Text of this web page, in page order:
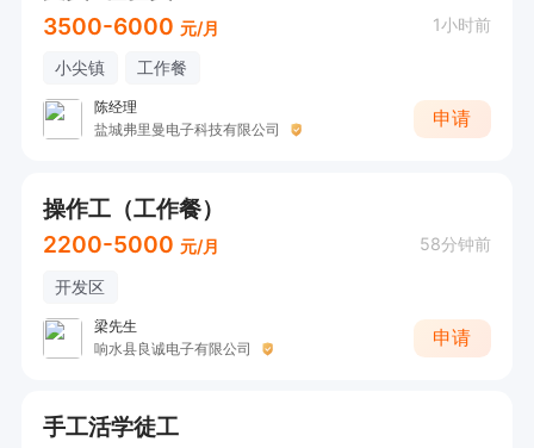
3500-6000 元/月 1小时前
小尖镇 工作餐
陈经理
盐城弗里曼电子科技有限公司
申请
操作工（工作餐）
2200-5000 元/月 58分钟前
开发区
梁先生
响水县良诚电子有限公司
申请
手工活学徒工